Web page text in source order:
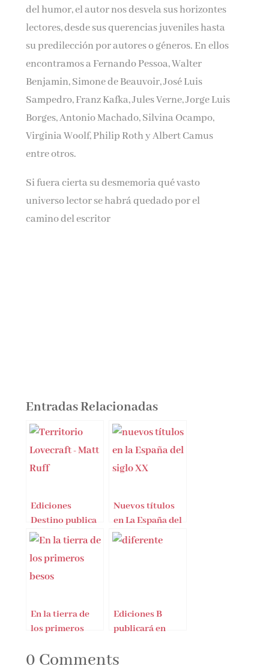
del humor, el autor nos desvela sus horizontes
lectores, desde sus querencias juveniles hasta
su predilección por autores o géneros. En ellos
encontramos a Fernando Pessoa, Walter
Benjamin, Simone de Beauvoir, José Luis
Sampedro, Franz Kafka, Jules Verne, Jorge Luis
Borges, Antonio Machado, Silvina Ocampo,
Virginia Woolf, Philip Roth y Albert Camus
entre otros.
Si fuera cierta su desmemoria qué vasto
universo lector se habrá quedado por el
camino del escritor
Entradas Relacionadas
Ediciones
Destino publica
«Territorio
Matt Ruff
Nuevos títulos
en La España del
siglo XX en siete
En la tierra de
los primeros
Ediciones B
publicará en
Diferente
0 Comments